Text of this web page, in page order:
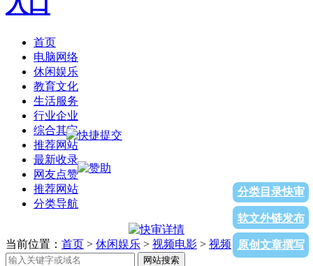
首页
电脑网络
休闲娱乐
教育文化
生活服务
行业企业
综合其它
推荐网站
最新收录
网友点赞
推荐网站
分类导航
分类目录快审
软文外链发布
原创文章撰写
当前位置： 首页 > 休闲娱乐 > 视频电影 > 视频 > 爱奇艺
网站搜索